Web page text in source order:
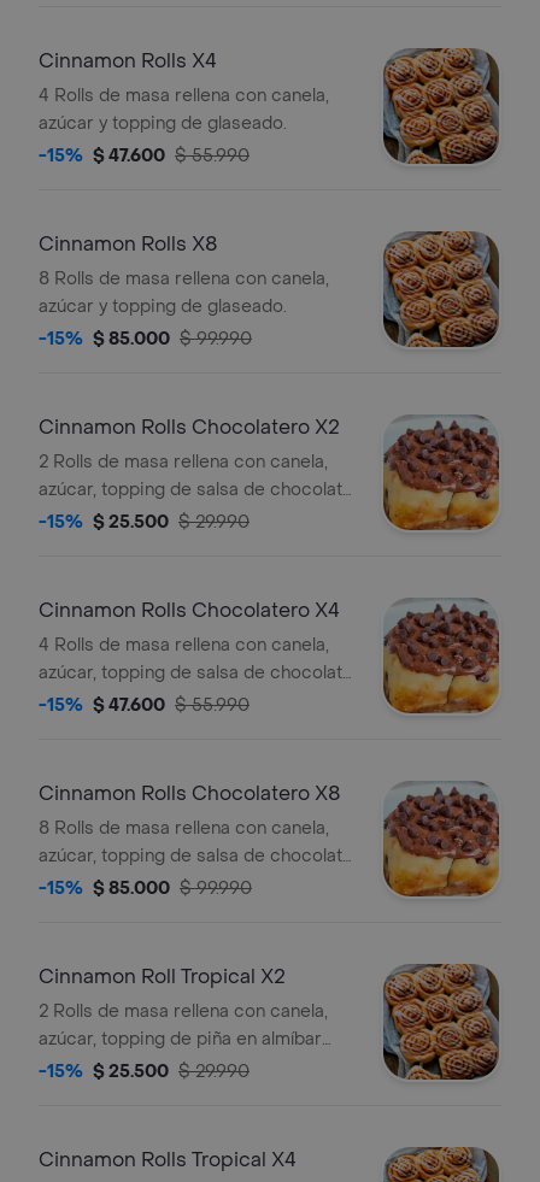
Cinnamon Rolls X4
4 Rolls de masa rellena con canela,
azúcar y topping de glaseado.
-15% $ 47.600 $ 55.990
Cinnamon Rolls X8
8 Rolls de masa rellena con canela,
azúcar y topping de glaseado.
-15% $ 85.000 $ 99.990
Cinnamon Rolls Chocolatero X2
2 Rolls de masa rellena con canela,
azúcar, topping de salsa de chocolate
y chispas de chocolate
-15% $ 25.500 $ 29.990
Cinnamon Rolls Chocolatero X4
4 Rolls de masa rellena con canela,
azúcar, topping de salsa de chocolate
y chispas de chocolate
-15% $ 47.600 $ 55.990
Cinnamon Rolls Chocolatero X8
8 Rolls de masa rellena con canela,
azúcar, topping de salsa de chocolate
y chispas de chocolate
-15% $ 85.000 $ 99.990
Cinnamon Roll Tropical X2
2 Rolls de masa rellena con canela,
azúcar, topping de piña en almíbar
con canela.
-15% $ 25.500 $ 29.990
Cinnamon Rolls Tropical X4